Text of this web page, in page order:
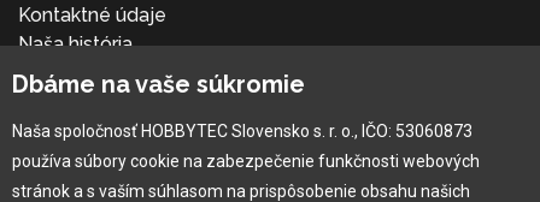
Kontaktné údaje
Naša história
Kariéra
Pre zákazníka
Dbáme na vaše súkromie
Naša spoločnosť HOBBYTEC Slovensko s. r. o., IČO: 53060873
používa súbory cookie na zabezpečenie funkčnosti webových
stránok a s vaším súhlasom na prispôsobenie obsahu našich